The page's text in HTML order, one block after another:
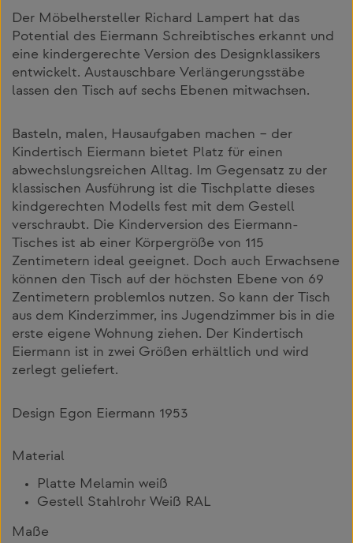
Der Möbelhersteller Richard Lampert hat das
Potential des Eiermann Schreibtisches erkannt und
eine kindergerechte Version des Designklassikers
entwickelt. Austauschbare Verlängerungsstäbe
lassen den Tisch auf sechs Ebenen mitwachsen.
Basteln, malen, Hausaufgaben machen – der
Kindertisch Eiermann bietet Platz für einen
abwechslungsreichen Alltag. Im Gegensatz zu der
klassischen Ausführung ist die Tischplatte dieses
kindgerechten Modells fest mit dem Gestell
verschraubt. Die Kinderversion des Eiermann-
Tisches ist ab einer Körpergröße von 115
Zentimetern ideal geeignet. Doch auch Erwachsene
können den Tisch auf der höchsten Ebene von 69
Zentimetern problemlos nutzen. So kann der Tisch
aus dem Kinderzimmer, ins Jugendzimmer bis in die
erste eigene Wohnung ziehen. Der Kindertisch
Eiermann ist in zwei Größen erhältlich und wird
zerlegt geliefert.
Design Egon Eiermann 1953
Material
Platte Melamin weiß
Gestell Stahlrohr Weiß RAL
Maße